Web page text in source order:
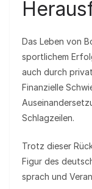
Das Leben von
sportlichem
auch durch
Finanzielle
Schlagzeilen.
Trotz dieser
Figur des
sprach und